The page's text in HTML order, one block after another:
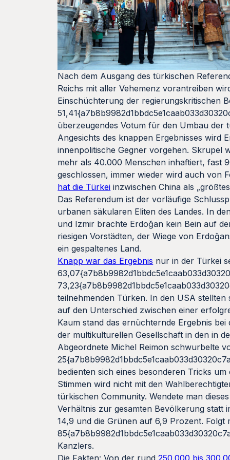
Nach dem Ausgang des türkischen
Reichs mit aller Vehemenz vorantreiben
Einschüchterung der regierungskritischen
überzeugendes Votum für den Umbau der
Angesichts des knappen Ergebnisses wird
innenpolitische Gegner vorgehen. Skrupel
mehr als 40.000 Menschen inhaftiert, fast
geschlossen, immer wieder wird auch von
hat die Türkei inzwischen China als
Das Referendum ist der vorläufige
urbanen säkularen Eliten des Landes. In
und Izmir brachte Erdoğan kein Bein auf
riesigen Vorstädten, der Wiege von
ein gespaltenes Land.
Knapp war das Ergebnis nur in der Türkei
teilnehmenden Türken. In den USA
auf den Unterschied zwischen einer
Kaum stand das ernüchternde Ergebnis
der multikulturellen Gesellschaft in den in
Abgeordnete Michel Reimon schwurbelte
bedienten sich eines besonderen Tricks
Stimmen wird nicht mit den
türkischen Community. Wendete man
Verhältnis zur gesamten Bevölkerung statt
14,9 und die Grünen auf 6,9 Prozent. Folgt
Kanzlers.